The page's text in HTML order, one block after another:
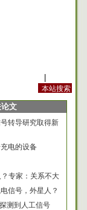
文
转导研究取得新
电的设备
专家：关系不大
信号，外星人？
测到人工信号